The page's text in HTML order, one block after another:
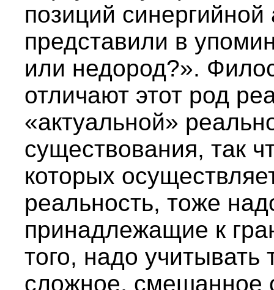
позиций
представили в
или недород?».
отличают этот род
«актуальной»
существования, так
которых
реальность, тоже
принадлежащие к
того, надо учитывать
сложное, смешанное